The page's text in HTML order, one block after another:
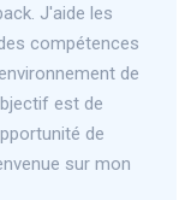
J'aide les
compétences
de
est de
de
sur mon